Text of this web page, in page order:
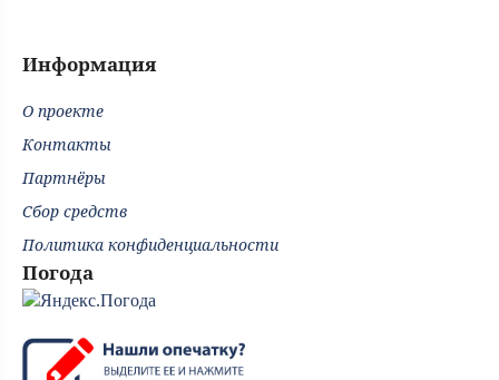
Информация
О проекте
Контакты
Партнёры
Сбор средств
Политика конфиденциальности
Погода